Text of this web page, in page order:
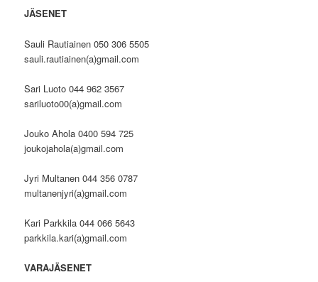
JÄSENET
Sauli Rautiainen 050 306 5505
sauli.rautiainen(a)gmail.com
Sari Luoto 044 962 3567
sariluoto00(a)gmail.com
Jouko Ahola 0400 594 725
joukojahola(a)gmail.com
Jyri Multanen 044 356 0787
multanenjyri(a)gmail.com
Kari Parkkila 044 066 5643
parkkila.kari(a)gmail.com
VARAJÄSENET